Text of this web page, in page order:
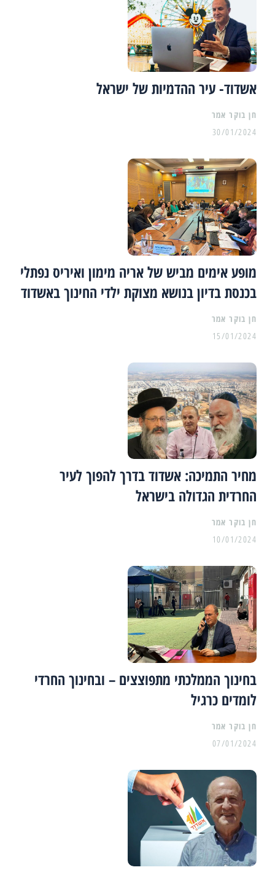
אשדוד- עיר ההדמיות של ישראל
30/01/2024
מופע אימים מביש של אריה מימון ואיריס נפתלי
בכנסת בדיון בנושא מצוקת ילדי החינוך באשדוד
15/01/2024
מחיר התמיכה: אשדוד בדרך להפוך לעיר
החרדית הגדולה בישראל
10/01/2024
בחינוך הממלכתי מתפוצצים – ובחינוך החרדי
לומדים כרגיל
07/01/2024